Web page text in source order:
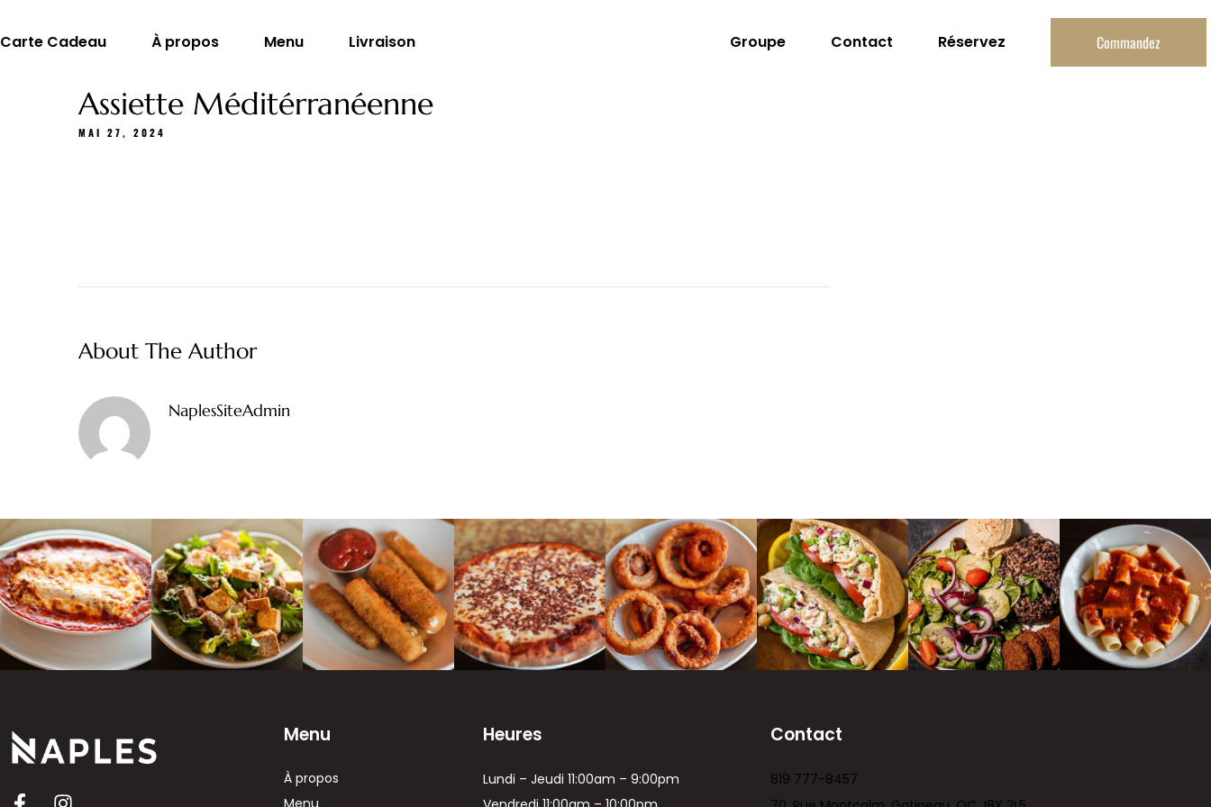
Carte Cadeau À propos Menu Livraison Groupe Contact Réservez Commandez
Assiette Méditérranéenne
MAI 27, 2024
About The Author
NaplesSiteAdmin
Menu
À propos
Menu
Heures
Lundi – Jeudi 11:00am – 9:00pm
Contact
819 777-8457